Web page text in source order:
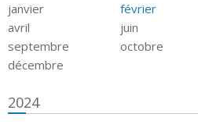
janvier février
avril
juin
septembre
octobre
décembre
2024